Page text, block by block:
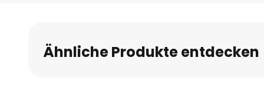
Bildgalerie
springen
Ähnliche Produkte entdecken